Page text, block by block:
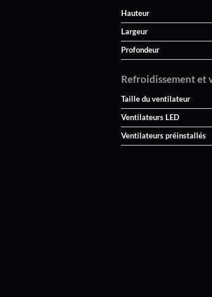
Hauteur
Largeur
Profondeur
Refroidissement et
Taille du ventilateur
Ventilateurs LED
Ventilateurs préinstallés